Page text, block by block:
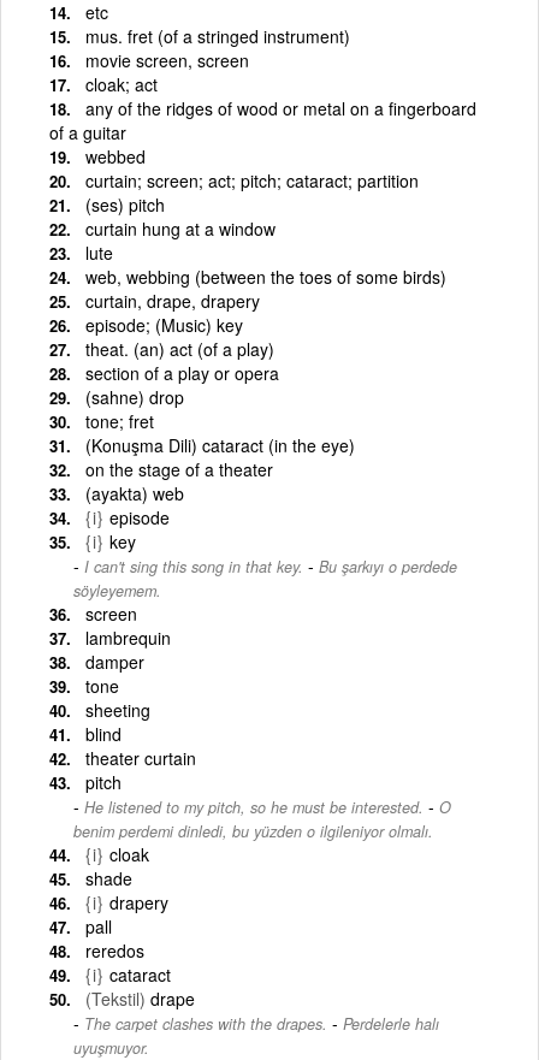
etc
mus. fret (of a stringed instrument)
movie screen, screen
cloak; act
any of the ridges of wood or metal on a fingerboard
of a guitar
webbed
curtain; screen; act; pitch; cataract; partition
(ses) pitch
curtain hung at a window
lute
web, webbing (between the toes of some birds)
curtain, drape, drapery
episode; (Music) key
theat. (an) act (of a play)
section of a play or opera
(sahne) drop
tone; fret
(Konuşma Dili) cataract (in the eye)
on the stage of a theater
(ayakta) web
{i} episode
{i} key
I can't sing this song in that key. - Bu şarkıyı o perdede
söyleyemem.
screen
lambrequin
damper
tone
sheeting
blind
theater curtain
pitch
He listened to my pitch, so he must be interested. - O
benim perdemi dinledi, bu yüzden o ilgileniyor olmalı.
{i} cloak
shade
{i} drapery
pall
reredos
{i} cataract
(Tekstil) drape
The carpet clashes with the drapes. - Perdelerle halı
uyuşmuyor.